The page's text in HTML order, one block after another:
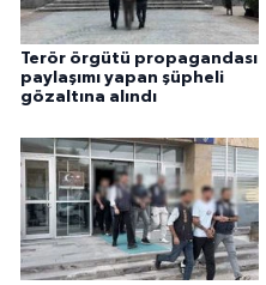
Terör örgütü propagandası
paylaşımı yapan şüpheli
gözaltına alındı